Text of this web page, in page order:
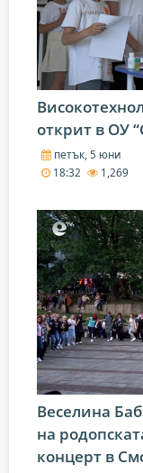
открит в ОУ
петък, 5 юни
18:32
1,269
Веселина
на
концерт в